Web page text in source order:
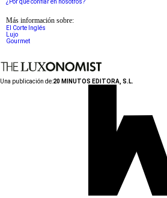
¿Por qué confiar en nosotros?
Más información sobre:
El Corte Inglés
Lujo
Gourmet
Una publicación de:20 MINUTOS EDITORA, S.L.